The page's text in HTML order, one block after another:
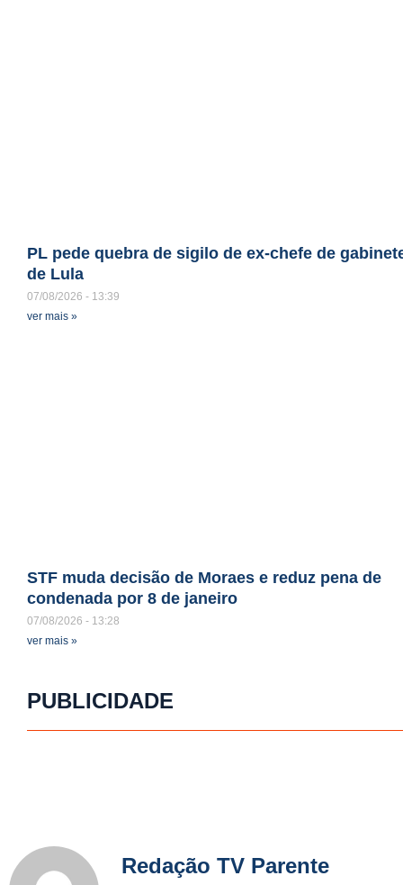
PL pede quebra de sigilo de ex-chefe de
de Lula
07/08/2026
13:39
ver mais »
STF muda decisão de Moraes e reduz pena de
condenada por 8 de janeiro
07/08/2026
13:28
ver mais »
PUBLICIDADE
Redação TV Parente